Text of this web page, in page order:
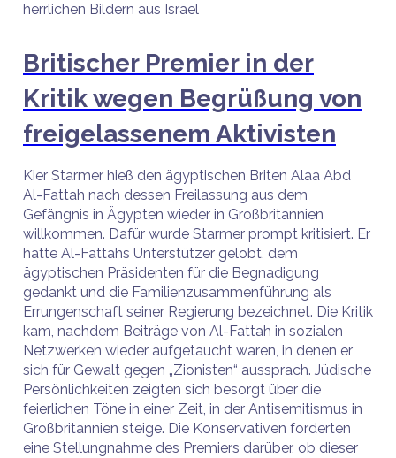
herrlichen Bildern aus Israel
Britischer Premier in der
Kritik wegen Begrüßung von
freigelassenem Aktivisten
Kier Starmer hieß den ägyptischen Briten Alaa Abd
Al-Fattah nach dessen Freilassung aus dem
Gefängnis in Ägypten wieder in Großbritannien
willkommen. Dafür wurde Starmer prompt kritisiert. Er
hatte Al-Fattahs Unterstützer gelobt, dem
ägyptischen Präsidenten für die Begnadigung
gedankt und die Familienzusammenführung als
Errungenschaft seiner Regierung bezeichnet. Die Kritik
kam, nachdem Beiträge von Al-Fattah in sozialen
Netzwerken wieder aufgetaucht waren, in denen er
sich für Gewalt gegen „Zionisten“ aussprach. Jüdische
Persönlichkeiten zeigten sich besorgt über die
feierlichen Töne in einer Zeit, in der Antisemitismus in
Großbritannien steige. Die Konservativen forderten
eine Stellungnahme des Premiers darüber, ob dieser